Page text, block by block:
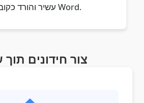
עשיר והורד כקובץ Word.
צור חידונים תוך